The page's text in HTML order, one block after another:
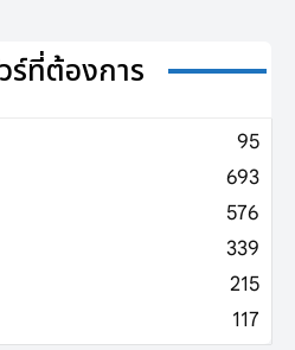
ร์ที่ต้องการ
95
693
576
339
215
117